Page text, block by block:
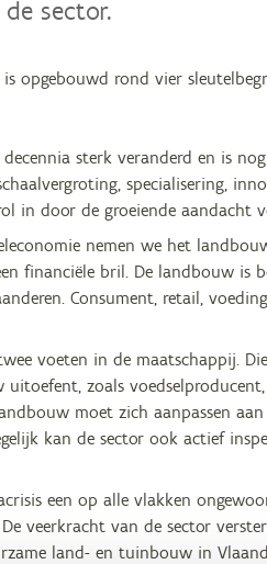
sector.
opgebouwd rond vier
decennia sterk veranderd en is
specialisering,
in door de groeiende aandacht
nemen we het
financiële bril. De landbouw
Consument, retail,
voeten in de maatschappij.
zoals
moet zich aanpassen
kan de sector ook actief
een op alle vlakken
veerkracht van de sector
land- en tuinbouw in